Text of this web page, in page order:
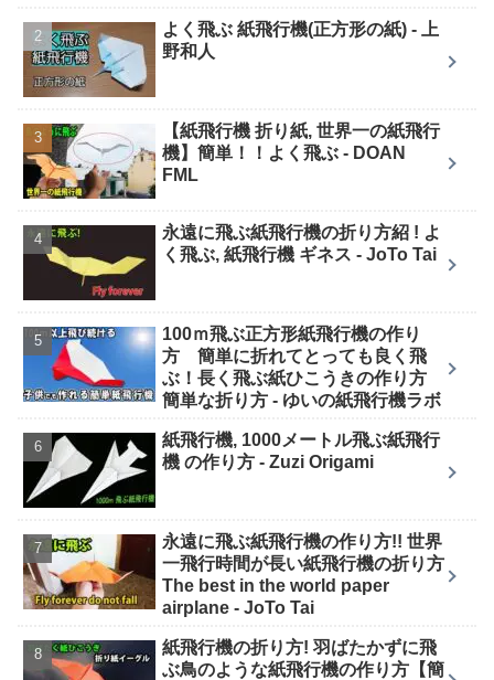
よく飛ぶ 紙飛行機(正方形の紙) - 上
野和人
【紙飛行機 折り紙, 世界一の紙飛行
機】簡単！！よく飛ぶ - DOAN
FML
永遠に飛ぶ紙飛行機の折り方紹 ! よ
く飛ぶ, 紙飛行機 ギネス - JoTo Tai
100ｍ飛ぶ正方形紙飛行機の作り
方 簡単に折れてとっても良く飛
ぶ！長く飛ぶ紙ひこうきの作り方
簡単な折り方 - ゆいの紙飛行機ラボ
紙飛行機, 1000メートル飛ぶ紙飛行
機 の作り方 - Zuzi Origami
永遠に飛ぶ紙飛行機の作り方!! 世界
一飛行時間が長い紙飛行機の折り方
The best in the world paper
airplane - JoTo Tai
紙飛行機の折り方! 羽ばたかずに飛
ぶ鳥のような紙飛行機の作り方【簡